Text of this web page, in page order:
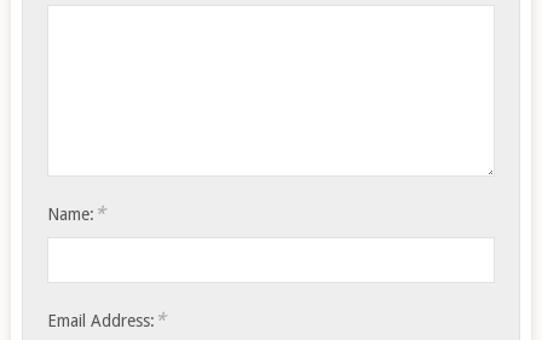
Name: *
Email Address: *